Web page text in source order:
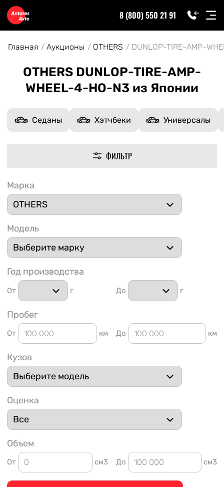
91
8 (800) 550 21 91
Главная Аукционы OTHERS DUNLOP-TIRE-AMP-
OTHERS DUNLOP-TIRE-AMP-
WHEEL-4-HO-N3 из Японии
Седаны Хэтчбеки Универсалы
ФИЛЬТР
Марка
Модель
Год производства
От г До г
Пробег
От км До км
Кузов
Оценка
Объем
От см3 До см3